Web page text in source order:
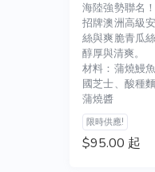
海陸強勢聯名
招牌澳洲高級
絲與爽脆青瓜
醇厚與清爽。
材料：蒲燒鰻
國芝士、酸種
蒲燒醬
限時供應!
$95.00 起